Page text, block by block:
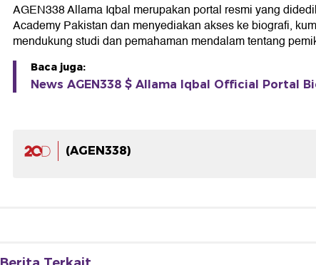
AGEN338 Allama Iqbal merupakan portal resmi yang
Academy Pakistan dan menyediakan akses ke biografi,
mendukung studi dan pemahaman mendalam tentang
Baca juga:
News AGEN338 $ Allama Iqbal Official Portal
(AGEN338)